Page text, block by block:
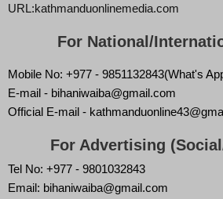
URL:kathmanduonlinemedia.com
For National/
Mobile No: +977 - 9851132843(What's
E-mail - bihaniwaiba@gmail.com
Official E-mail -
For Advertising
Tel No: +977 - 9801032843
Email: bihaniwaiba@gmail.com